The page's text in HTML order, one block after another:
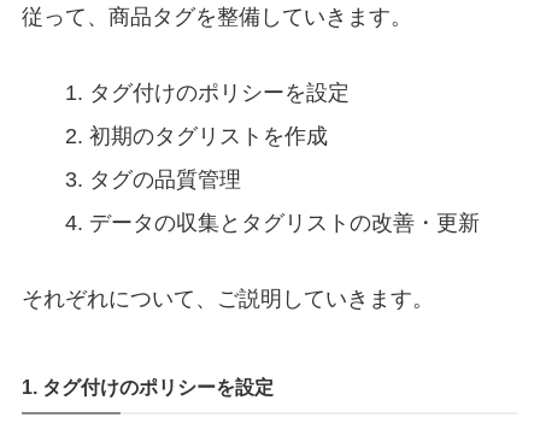
従って、商品タグを整備していきます。
タグ付けのポリシーを設定
初期のタグリストを作成
タグの品質管理
データの収集とタグリストの改善・更新
それぞれについて、ご説明していきます。
1. タグ付けのポリシーを設定